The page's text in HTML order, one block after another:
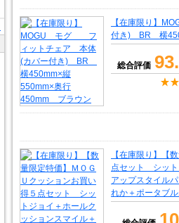
【在庫限り】
付き) BR 横
総合評価
【在庫限り】【
点セット シット
アップスタイル
れか＋ポータブ